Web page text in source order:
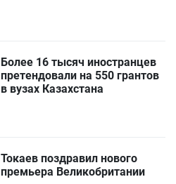
Более 16 тысяч иностранцев
претендовали на 550 грантов
в вузах Казахстана
Токаев поздравил нового
премьера Великобритании